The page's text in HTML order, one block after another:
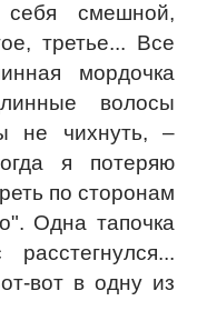
смешной,
третье... Все
мордочка
волосы
не чихнуть, –
я потеряю
по сторонам
Одна тапочка
вот в одну из